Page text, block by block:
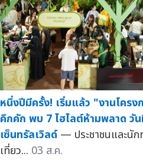
หนึ่งปีมีครั้ง! เริ่มแล้ว "งานโคร
คึกคัก พบ 7 ไฮไลต์ห้ามพลาด วั
เซ็นทรัลเวิลด์ — ประชาชนและนัก
เที่ยว... 03 ส.ค.